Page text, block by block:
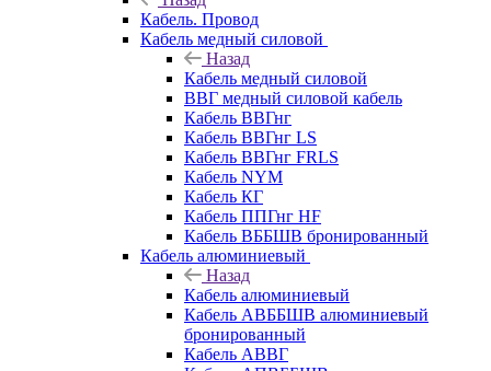
Кабель. Провод
Кабель медный силовой
Назад
Кабель медный силовой
ВВГ медный силовой кабель
Кабель ВВГнг
Кабель ВВГнг LS
Кабель ВВГнг FRLS
Кабель NYM
Кабель КГ
Кабель ППГнг HF
Кабель ВББШВ бронированный
Кабель алюминиевый
Назад
Кабель алюминиевый
Кабель АВББШВ алюминиевый
бронированный
Кабель АВВГ